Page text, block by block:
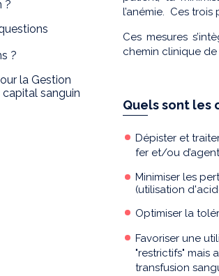
?
?
la Gestion
sanguin
l’anémie. Ces
Ces mesures
chemin clinique
Quels sont les
Dépister et
fer et/ou
Minimiser les
(utilisation
Optimiser la
Favoriser une
"restrictifs" mais
transfusion